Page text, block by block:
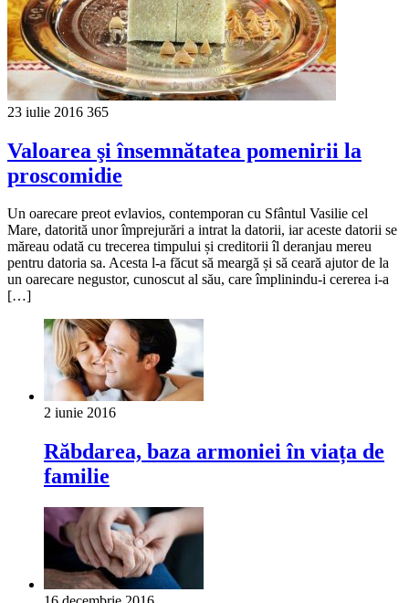
23 iulie 2016 365
Valoarea şi însemnătatea pomenirii la
proscomidie
Un oarecare preot evlavios, contemporan cu Sfântul Vasilie cel
Mare, datorită unor împrejurări a intrat la datorii, iar aceste datorii se
măreau odată cu trecerea timpului și creditorii îl deranjau mereu
pentru datoria sa. Acesta l-a făcut să meargă și să ceară ajutor de la
un oarecare negustor, cunoscut al său, care împlinindu-i cererea i-a
[…]
2 iunie 2016
Răbdarea, baza armoniei în viața de
familie